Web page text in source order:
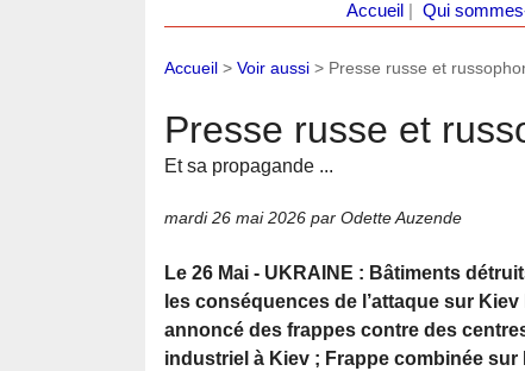
Accueil Qui
Accueil > Voir aussi > Presse russe et
Presse russe et
Et sa propagande ...
mardi 26 mai 2026 par Odette Auzende
Le 26 Mai - UKRAINE : Bâtiments
les conséquences de l’attaque sur
annoncé des frappes contre des
industriel à Kiev ; Frappe combinée sur